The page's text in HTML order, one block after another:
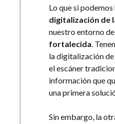
Lo que si
digitalización de
nuestro entorno
fortalecida .
la digitalización
el escáner
información que
una primera
Sin embargo, la